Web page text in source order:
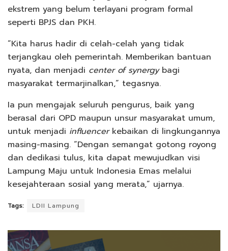
ekstrem yang belum terlayani program formal
seperti BPJS dan PKH.
“Kita harus hadir di celah-celah yang tidak
terjangkau oleh pemerintah. Memberikan bantuan
nyata, dan menjadi center of synergybagi
masyarakat termarjinalkan,” tegasnya.
Ia pun mengajak seluruh pengurus, baik yang
berasal dari OPD maupun unsur masyarakat umum,
untuk menjadi influencerkebaikan di lingkungannya
masing-masing. “Dengan semangat gotong royong
dan dedikasi tulus, kita dapat mewujudkan visi
Lampung Maju untuk Indonesia Emas melalui
kesejahteraan sosial yang merata,” ujarnya.
Tags: LDII Lampung